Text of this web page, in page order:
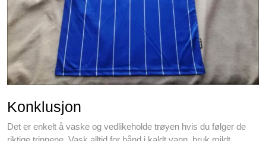
Konklusjon
Det er enkelt å vaske og vedlikeholde trøyen hvis du følger de